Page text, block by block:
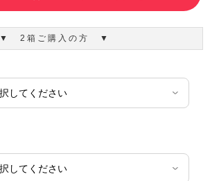
▼ 2箱ご購入の方 ▼